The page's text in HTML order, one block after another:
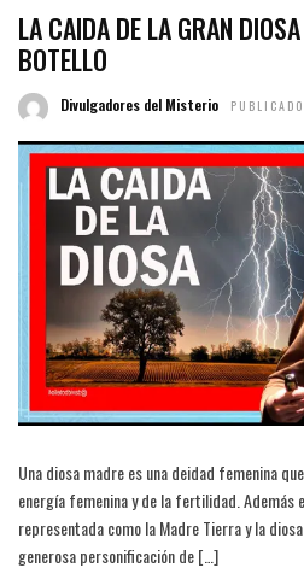
LA CAIDA DE LA GRAN
BOTELLO
Divulgadores del Misterio
Una diosa madre es una deidad femenina
energía femenina y de la fertilidad. Además
representada como la Madre Tierra y la
generosa personificación de […]